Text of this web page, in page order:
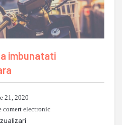
imbunatati
21, 2020
comert electronic